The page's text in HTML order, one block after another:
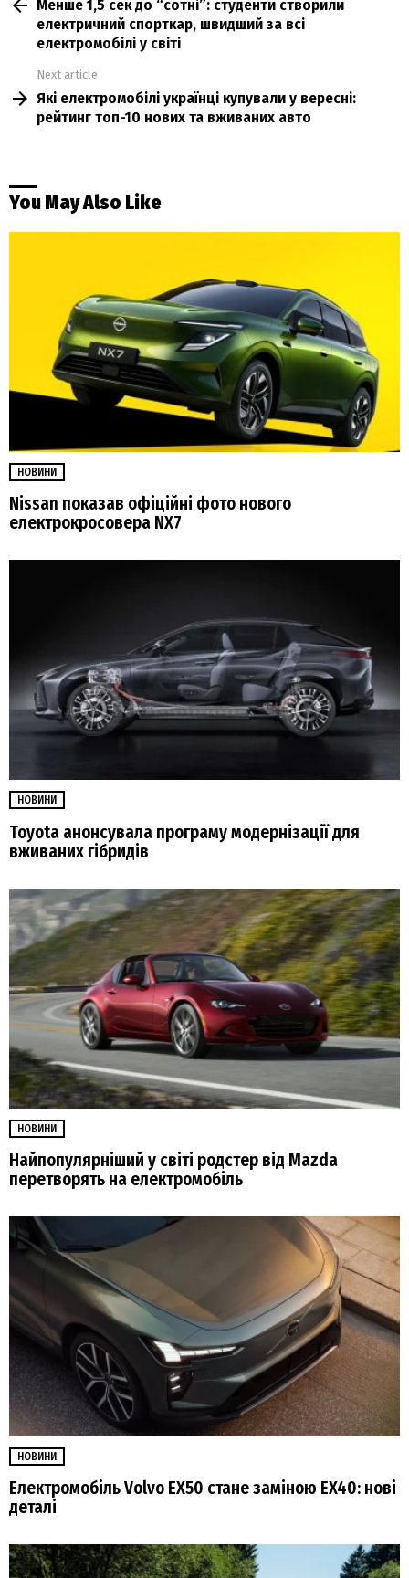
moreМенше 1,5 сек до “сотні”: студенти створили
електричний спорткар, швидший за всі
електромобілі у світі
Next article
Які електромобілі українці купували у вересні:
рейтинг топ-10 нових та вживаних авто
You May Also Like
НОВИНИ
Nissan показав офіційні фото нового
електрокросовера NX7
НОВИНИ
Toyota анонсувала програму модернізації для
вживаних гібридів
НОВИНИ
Найпопулярніший у світі родстер від Mazda
перетворять на електромобіль
НОВИНИ
Електромобіль Volvo EX50 стане заміною EX40: нові
деталі